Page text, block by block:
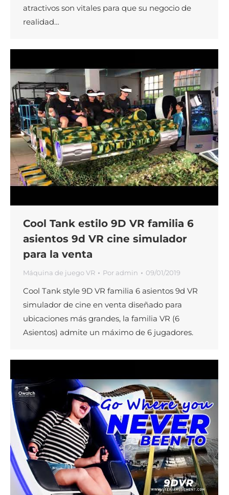
atractivos son vitales para que su negocio de
realidad…
Cool Tank estilo 9D VR familia 6
asientos 9d VR cine simulador
para la venta
Máquina de juego VR Por admin 09/01/2019
Cool Tank style 9D VR familia 6 asientos 9d VR
simulador de cine en venta diseñado para
ubicaciones más grandes, la familia VR (6
Asientos) admite un máximo de 6 jugadores.